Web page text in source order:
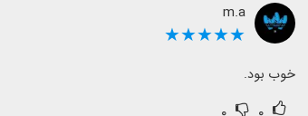
m.a
★★★★★
خوب بود.